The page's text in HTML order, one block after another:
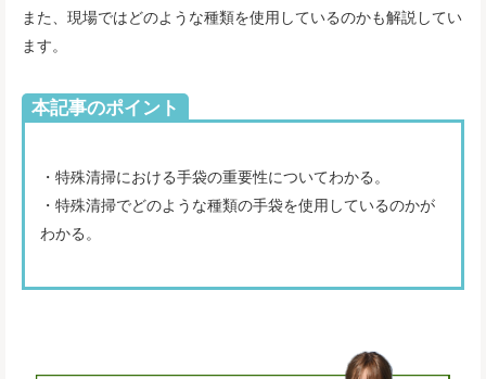
また、現場ではどのような種類を使用しているのかも解説してい
ます。
本記事のポイント
・特殊清掃における手袋の重要性についてわかる。
・特殊清掃でどのような種類の手袋を使用しているのかが
わかる。